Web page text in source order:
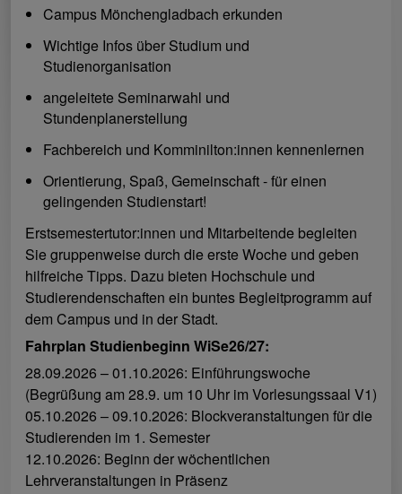
Campus Mönchengladbach erkunden
Wichtige Infos über Studium und
Studienorganisation
angeleitete Seminarwahl und
Stundenplanerstellung
Fachbereich und Komminilton:innen kennenlernen
Orientierung, Spaß, Gemeinschaft - für einen
gelingenden Studienstart!
Erstsemestertutor:innen und Mitarbeitende begleiten
Sie gruppenweise durch die erste Woche und geben
hilfreiche Tipps. Dazu bieten Hochschule und
Studierendenschaften ein buntes Begleitprogramm auf
dem Campus und in der Stadt.
Fahrplan Studienbeginn WiSe26/27:
28.09.2026 – 01.10.2026: Einführungswoche
(Begrüßung am 28.9. um 10 Uhr im Vorlesungssaal V1)
05.10.2026 – 09.10.2026: Blockveranstaltungen für die
Studierenden im 1. Semester
12.10.2026: Beginn der wöchentlichen
Lehrveranstaltungen in Präsenz